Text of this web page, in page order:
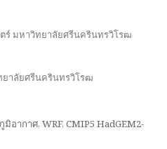
มหาวิทยาลัยศรีนครินทรวิโรฒ
าลัยศรีนครินทรวิโรฒ
อากาศ, WRF, CMIP5 HadGEM2-